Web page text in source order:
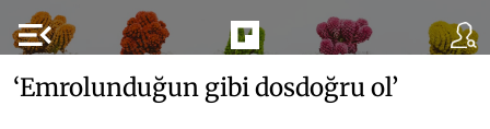
menu_open
‘Emrolunduğun gibi dosdoğru ol’